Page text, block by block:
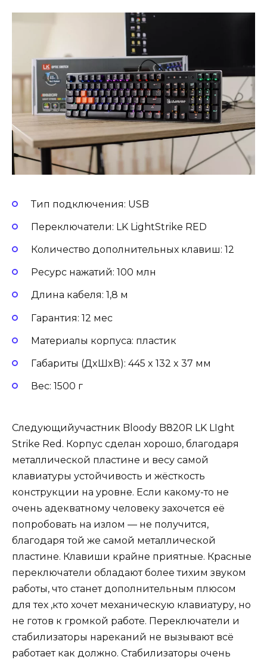
Тип подключения: USB
Переключатели: LK LightStrike RED
Количество дополнительных клавиш: 12
Ресурс нажатий: 100 млн
Длина кабеля: 1,8 м
Гарантия: 12 мес
Материалы корпуса: пластик
Габариты (ДxШxВ): 445 x 132 x 37 мм
Вес: 1500 г
Следующийучастник Bloody B820R LK LIght
Strike Red. Корпус сделан хорошо, благодаря
металлической пластине и весу самой
клавиатуры устойчивость и жёсткость
конструкции на уровне. Если какому-то не
очень адекватному человеку захочется её
попробовать на излом — не получится,
благодаря той же самой металлической
пластине. Клавиши крайне приятные. Красные
переключатели обладают более тихим звуком
работы, что станет дополнительным плюсом
для тех ,кто хочет механическую клавиатуру, но
не готов к громкой работе. Переключатели и
стабилизаторы нареканий не вызывают всё
работает как должно. Стабилизаторы очень